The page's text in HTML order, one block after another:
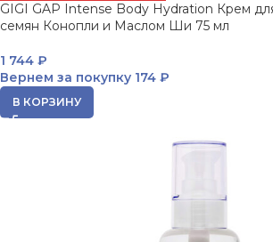
GIGI GAP Intense Body Hydration Крем
семян Конопли и Маслом Ши 75 мл
1 744 ₽
Вернем за покупку 174 ₽
В КОРЗИНУ